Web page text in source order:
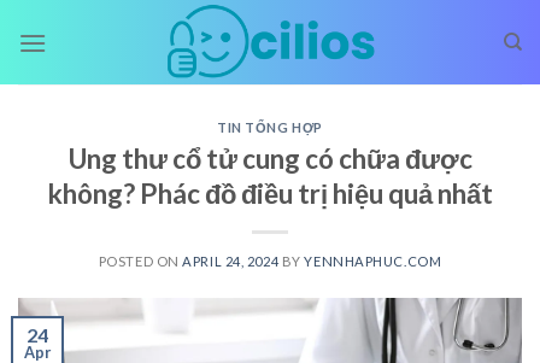
TIN TỔNG HỢP
Ung thư cổ tử cung có chữa được
không? Phác đồ điều trị hiệu quả nhất
POSTED ON APRIL 24, 2024 BYYENNHAPHUC.COM
24
Apr